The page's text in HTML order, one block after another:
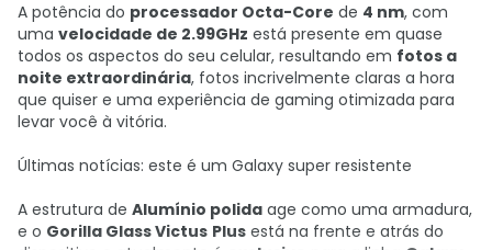
A potência do processador Octa-Core de 4 nm, com
uma velocidade de 2.99GHz está presente em quase
todos os aspectos do seu celular, resultando em fotos a
noite extraordinária, fotos incrivelmente claras a hora
que quiser e uma experiência de gaming otimizada para
levar você à vitória.
Últimas notícias: este é um Galaxy super resistente
A estrutura de Alumínio polida age como uma armadura,
e o Gorilla Glass Victus Plus está na frente e atrás do